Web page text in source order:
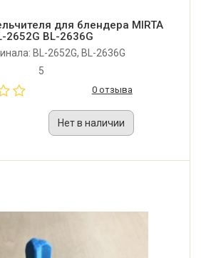
для блендера MIRTA
2652G BL-2636G
BL-2652G, BL-2636G
5
0 отзыва
Нет в наличии